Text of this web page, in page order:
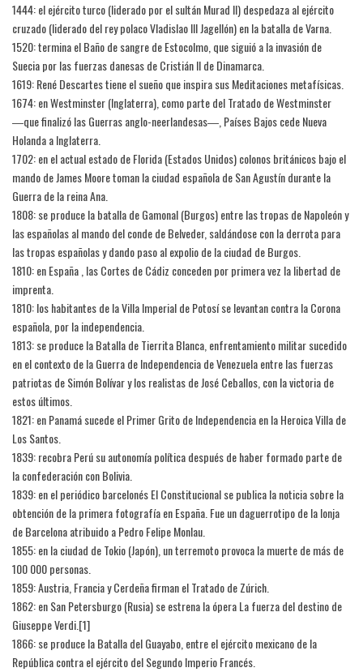
1444: el ejército turco (liderado por el sultán Murad II) despedaza al ejército
cruzado (liderado del rey polaco Vladislao III Jagellón) en la batalla de Varna.
1520: termina el Baño de sangre de Estocolmo, que siguió a la invasión de
Suecia por las fuerzas danesas de Cristián II de Dinamarca.
1619: René Descartes tiene el sueño que inspira sus Meditaciones metafísicas.
1674: en Westminster (Inglaterra), como parte del Tratado de Westminster
―que finalizó las Guerras anglo-neerlandesas―, Países Bajos cede Nueva
Holanda a Inglaterra.
1702: en el actual estado de Florida (Estados Unidos) colonos británicos bajo el
mando de James Moore toman la ciudad española de San Agustín durante la
Guerra de la reina Ana.
1808: se produce la batalla de Gamonal (Burgos) entre las tropas de Napoleón y
las españolas al mando del conde de Belveder, saldándose con la derrota para
las tropas españolas y dando paso al expolio de la ciudad de Burgos.
1810: en España , las Cortes de Cádiz conceden por primera vez la libertad de
imprenta.
1810: los habitantes de la Villa Imperial de Potosí se levantan contra la Corona
española, por la independencia.
1813: se produce la Batalla de Tierrita Blanca, enfrentamiento militar sucedido
en el contexto de la Guerra de Independencia de Venezuela entre las fuerzas
patriotas de Simón Bolívar y los realistas de José Ceballos, con la victoria de
estos últimos.
1821: en Panamá sucede el Primer Grito de Independencia en la Heroica Villa de
Los Santos.
1839: recobra Perú su autonomía política después de haber formado parte de
la confederación con Bolivia.
1839: en el periódico barcelonés El Constitucional se publica la noticia sobre la
obtención de la primera fotografía en España. Fue un daguerrotipo de la lonja
de Barcelona atribuido a Pedro Felipe Monlau.
1855: en la ciudad de Tokio (Japón), un terremoto provoca la muerte de más de
100 000 personas.
1859: Austria, Francia y Cerdeña firman el Tratado de Zúrich.
1862: en San Petersburgo (Rusia) se estrena la ópera La fuerza del destino de
Giuseppe Verdi.[1]​
1866: se produce la Batalla del Guayabo, entre el ejército mexicano de la
República contra el ejército del Segundo Imperio Francés.